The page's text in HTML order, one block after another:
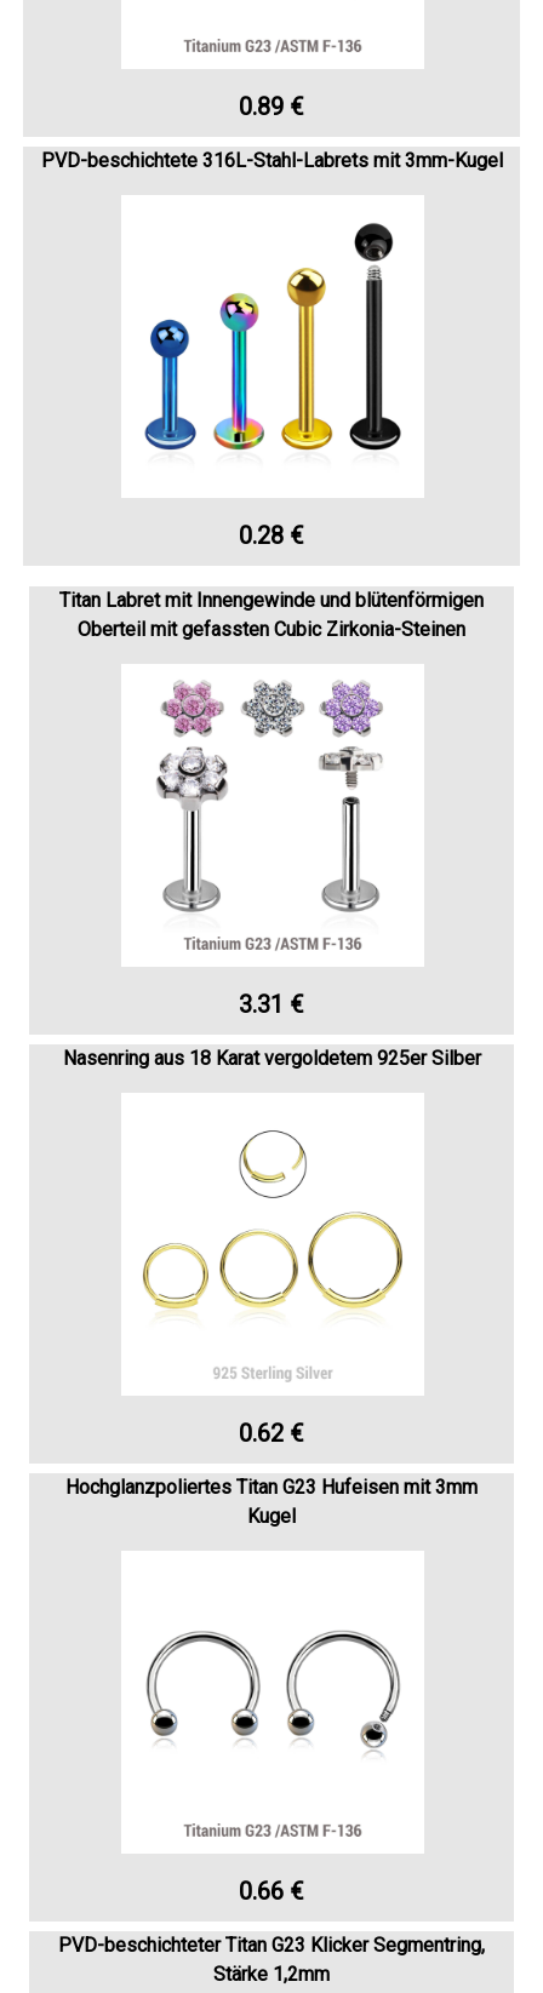
0.89 €
PVD-beschichtete 316L-Stahl-Labrets mit 3mm-Kugel
0.28 €
Titan Labret mit Innengewinde und blütenförmigen
Oberteil mit gefassten Cubic Zirkonia-Steinen
3.31 €
Nasenring aus 18 Karat vergoldetem 925er Silber
0.62 €
Hochglanzpoliertes Titan G23 Hufeisen mit 3mm
Kugel
0.66 €
PVD-beschichteter Titan G23 Klicker Segmentring,
Stärke 1,2mm